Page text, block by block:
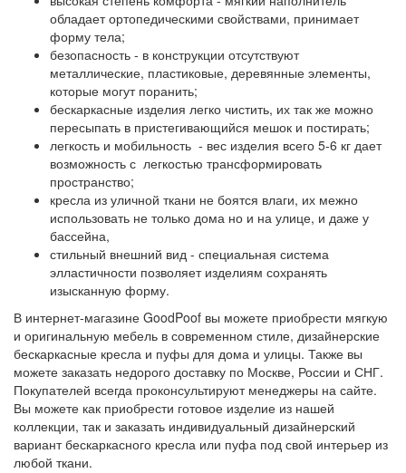
обладает ортопедическими свойствами, принимает
форму тела;
безопасность - в конструкции отсутствуют
металлические, пластиковые, деревянные элементы,
которые могут поранить;
бескаркасные изделия легко чистить, их так же можно
пересыпать в пристегивающийся мешок и постирать;
легкость и мобильность - вес изделия всего 5-6 кг дает
возможность с легкостью трансформировать
пространство;
кресла из уличной ткани не боятся влаги, их межно
использовать не только дома но и на улице, и даже у
бассейна,
стильный внешний вид - специальная система
элластичности позволяет изделиям сохранять
изысканную форму.
В интернет-магазине GoodPoof вы можете приобрести мягкую
и оригинальную мебель в современном стиле, дизайнерские
бескаркасные кресла и пуфы для дома и улицы. Также вы
можете заказать недорого доставку по Москве, России и СНГ.
Покупателей всегда проконсультируют менеджеры на сайте.
Вы можете как приобрести готовое изделие из нашей
коллекции, так и заказать индивидуальный дизайнерский
вариант бескаркасного кресла или пуфа под свой интерьер из
любой ткани.